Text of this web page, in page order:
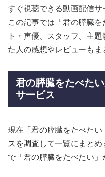
すぐ視聴できる動画配信サ
この記事では「君の膵臓
ト・声優、スタッフ、主
た人の感想やレビューもま
君の膵臓をたべた
サービス
現在「君の膵臓をたべた
スを調査して一覧にまと
で「君の膵臓をたべたい」